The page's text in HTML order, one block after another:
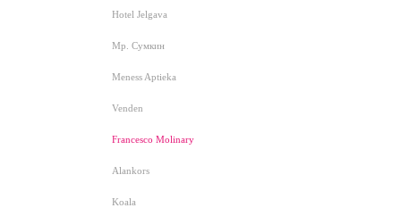
Hotel Jelgava
Мр. Сумкин
Meness Aptieka
Venden
Francesco Molinary
Alankors
Koala